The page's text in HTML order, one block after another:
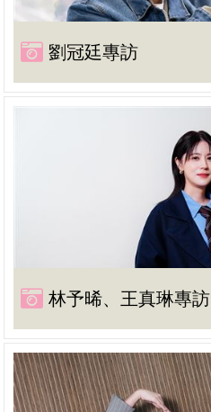
劉冠廷專訪
林予晞、王真琳專訪